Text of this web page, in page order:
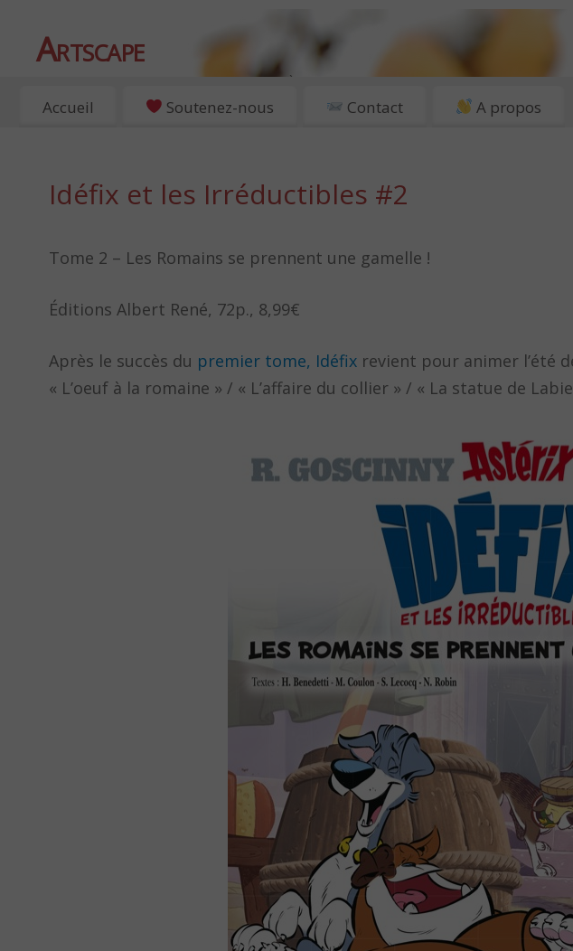
Artscape
EXPOSITIONS, ART ET CULTURE À PARIS
Accueil Soutenez-nous Contact A propos
Idéfix et les Irréductibles #2
Tome 2 – Les Romains se prennent une gamelle !
Éditions Albert René, 72p., 8,99€
Après le succès du premier tome, Idéfix revient pour animer l’été
« L’oeuf à la romaine » / « L’affaire du collier » / « La statue de